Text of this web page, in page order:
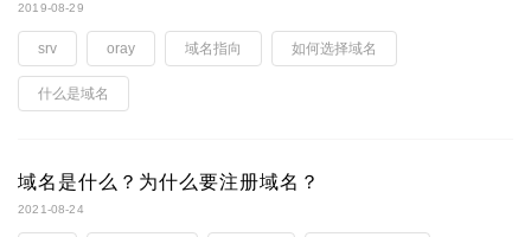
2019-08-29
srv oray 域名指向 如何选择域名
什么是域名
域名是什么？为什么要注册域名？
2021-08-24